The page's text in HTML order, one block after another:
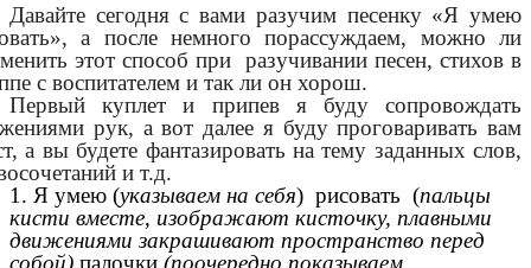
Давайте сегодня с вами разучим песенку «Я умею
а после немного порассуждаем, можно ли
этот способ при разучивании песен, стихов в
с воспитателем и так ли он хорош.
Первый куплет и припев я буду сопровождать
рук, а вот далее я буду проговаривать вам
а вы будете фантазировать на тему заданных слов,
и т.д.
1. Я умею (указываем на себя) рисовать (пальцы
кисти вместе, изображают кисточку, плавными
движениями закрашивают пространство перед
собой) палочки (поочередно показываем